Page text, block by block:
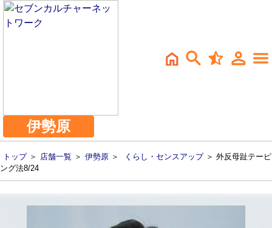
伊勢原
トップ＞ 店舗一覧 ＞ 伊勢原 ＞ くらし・センスアップ＞ 外反母趾テーピ
ング法8/24